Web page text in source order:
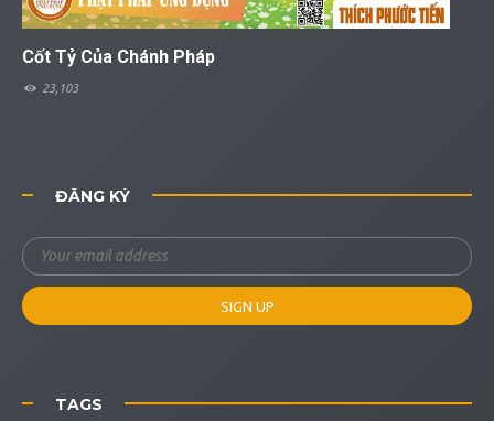
Cốt Tỷ Của Chánh Pháp
23,103
ĐĂNG KÝ
TAGS